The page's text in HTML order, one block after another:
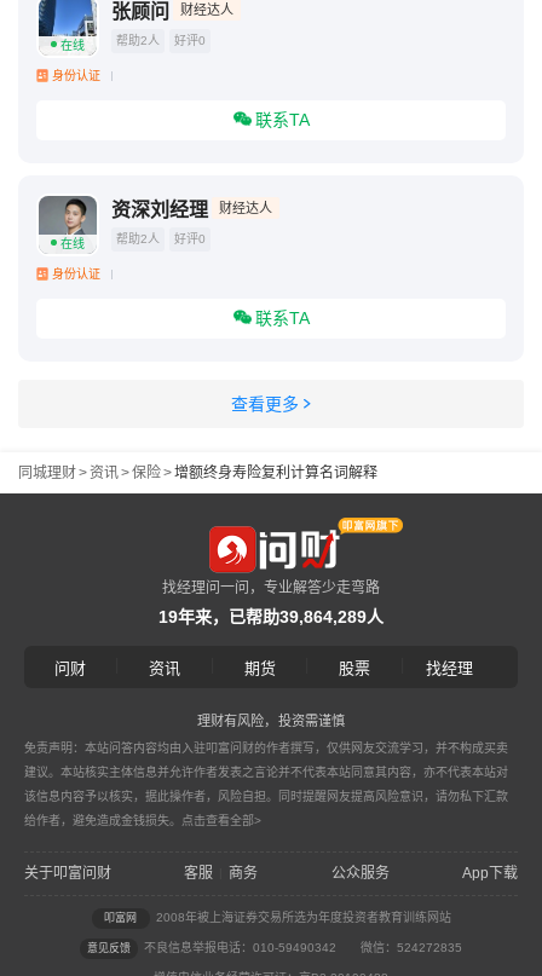
在线
张顾问 财经达人
帮助2人 好评0
身份认证
联系TA
在线
资深刘经理 财经达人
帮助2人 好评0
身份认证
联系TA
查看更多
同城理财>资讯>保险>增额终身寿险复利计算名词解释
找经理问一问，专业解答少走弯路
19年来，已帮助39,864,289人
问财 资讯 期货 股票 找经理
理财有风险，投资需谨慎
免责声明：本站问答内容均由入驻叩富问财的作者撰写，仅供网友交流学习，并不构成买卖
建议。本站核实主体信息并允许作者发表之言论并不代表本站同意其内容，亦不代表本站对
该信息内容予以核实，据此操作者，风险自担。同时提醒网友提高风险意识，请勿私下汇款
给作者，避免造成金钱损失。 点击查看全部>
关于叩富问财 客服 商务 公众服务 App下载
叩富网 2008年被上海证券交易所选为年度投资者教育训练网站
意见反馈 不良信息举报电话：010-59490342 微信：524272835